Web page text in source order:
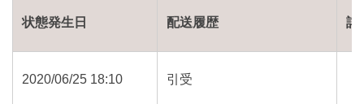
状態発生日 配送履歴 詳
2020/06/25 18:10 引受